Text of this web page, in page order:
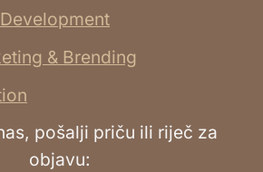
& Brending
pošalji priču ili riječ za
objavu: